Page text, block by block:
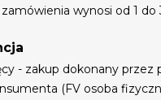
wynosi od 1 do
- zakup dokonany przez
(FV osoba